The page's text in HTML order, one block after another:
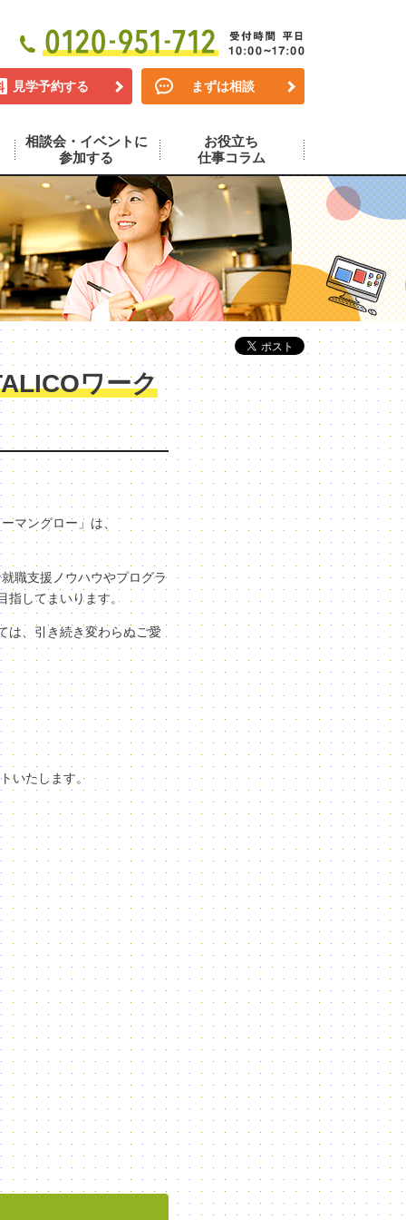
見学予約する まずは相談
相談会・イベントに
参加する
お役立ち
仕事コラム
ワーク
マングロー」は、
職支援ノウハウやプログラ
指してまいります。
は、引き続き変わらぬご愛
いたします。